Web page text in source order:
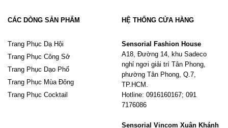
CÁC DÒNG SẢN PHẨM
Trang Phục Dạ Hội
Trang Phục Công Sở
Trang Phục Dạo Phố
Trang Phục Mùa Đông
Trang Phục Cocktail
HỆ THỐNG CỬA HÀNG
Sensorial Fashion House
A18, Đường 14, khu Sadeco
nghỉ ngơi giải trí Tân Phong,
phường Tân Phong, Q.7,
TP.HCM.
Hotline: 0916160167; 091
7176086
Sensorial Vincom Xuân Khánh